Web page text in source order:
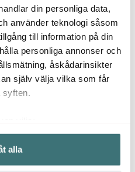
din personliga data,
använder teknologi såsom
till information på din
personliga annonser och
åskådarinsikter
själv välja vilka som får
syften.
din geografiska plats som
upp till flera meter
att aktivt skanna den för
alla
Anders Petter
Steel Essentials
Potatissticka 15,5 cm
stål/svart
39 kr
I lager
svart
20 kr
av våra kunder